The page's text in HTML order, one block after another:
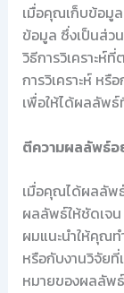
เมื่อคุณเก็บข้อมู
ข้อมูล ซึ่งเป็นส่ว
วิธีการวิเคราะห์
การวิเคราะห์ หรื
เพื่อให้ได้ผลลัพ
ตีความผลลัพธ์อ
เมื่อคุณได้ผลลัพ
ผลลัพธ์ให้ชัดเจน
ผมแนะนำให้คุณ
หรือกับงานวิจัยที่
หมายของผลลัพ